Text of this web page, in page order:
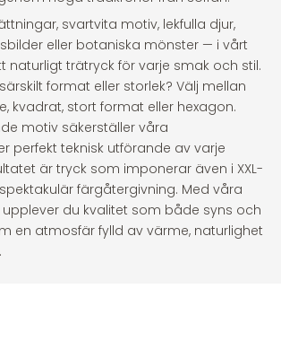
svartvita motiv, lekfulla djur,
eller botaniska mönster — i vårt
naturligt trätryck för varje smak och stil.
format eller storlek? Välj mellan
kvadrat, stort format eller hexagon.
motiv säkerställer våra
perfekt teknisk utförande av varje
är tryck som imponerar även i XXL-
färgåtergivning. Med våra
du kvalitet som både syns och
en atmosfär fylld av värme, naturlighet